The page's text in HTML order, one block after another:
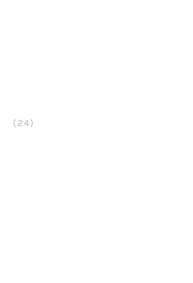
(24)